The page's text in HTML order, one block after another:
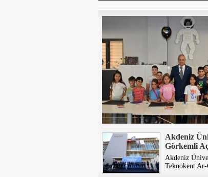
Akdeniz
Görkemli
Akdeniz
Teknokent